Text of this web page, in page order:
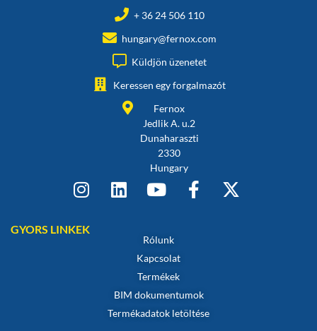
+ 36 24 506 110
hungary@fernox.com
Küldjön üzenetet
Keressen egy forgalmazót
Fernox
Jedlik A. u.2
Dunaharaszti
2330
Hungary
GYORS LINKEK
Rólunk
Kapcsolat
Termékek
BIM dokumentumok
Termékadatok letöltése